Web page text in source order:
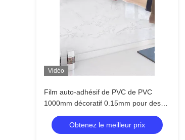
Vidéo
Film auto-adhésif de PVC de PVC
1000mm décoratif 0.15mm pour des
plafonds de panneaux de mur de
meublesObtenez le meilleur prix